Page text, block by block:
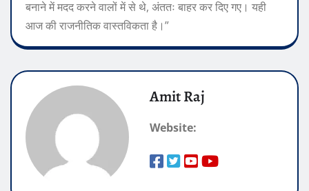
बनाने में मदद करने वालों में से थे, अंततः बाहर कर दिए गए। यही
आज की राजनीतिक वास्तविकता है।”
Amit Raj
Website: